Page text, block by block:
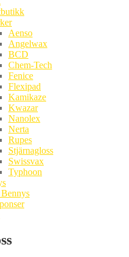
Aenso
Angelwax
BCD
Chem-Tech
Fenice
Flexipad
Kamikaze
Kwazar
Nanolex
Nerta
Rupes
Stjärnagloss
Swissvax
Typhoon